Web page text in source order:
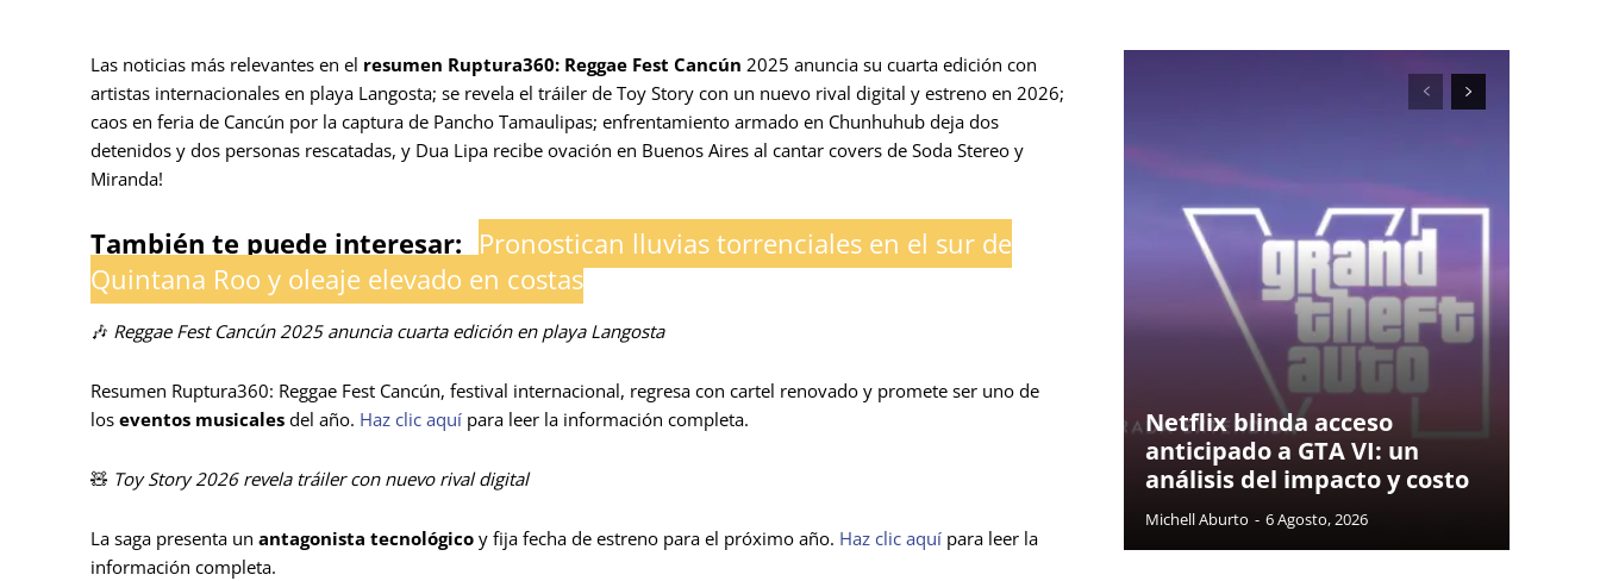
Las noticias más relevantes en el resumen Ruptura360: Reggae Fest Cancún 2025 anuncia su cuarta edición con
artistas internacionales en playa Langosta; se revela el tráiler de Toy Story con un nuevo rival digital y estreno en 2026;
caos en feria de Cancún por la captura de Pancho Tamaulipas; enfrentamiento armado en Chunhuhub deja dos
detenidos y dos personas rescatadas, y Dua Lipa recibe ovación en Buenos Aires al cantar covers de Soda Stereo y
Miranda!
También te puede interesar: Pronostican lluvias torrenciales en el sur de
Quintana Roo y oleaje elevado en costas
🎶 Reggae Fest Cancún 2025 anuncia cuarta edición en playa Langosta
Resumen Ruptura360: Reggae Fest Cancún, festival internacional, regresa con cartel renovado y promete ser uno de
los eventos musicales del año. Haz clic aquí para leer la información completa.
🧸 Toy Story 2026 revela tráiler con nuevo rival digital
La saga presenta un antagonista tecnológico y fija fecha de estreno para el próximo año. Haz clic aquí para leer la
información completa.
Netflix blinda acceso
anticipado a GTA VI: un
análisis del impacto y costo
Michell Aburto - 6 Agosto, 2026